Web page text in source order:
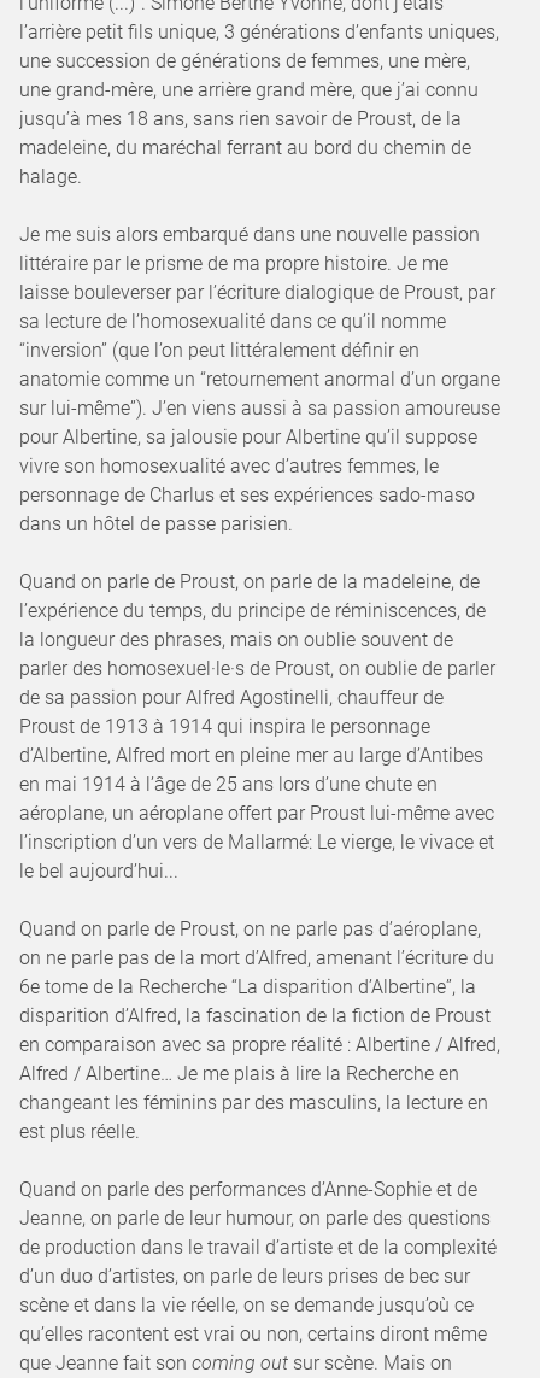
l’arrière petit fils unique, 3 générations d’enfants uniques,
une succession de générations de femmes, une mère,
une grand-mère, une arrière grand mère, que j’ai connu
jusqu’à mes 18 ans, sans rien savoir de Proust, de la
madeleine, du maréchal ferrant au bord du chemin de
halage.
Je me suis alors embarqué dans une nouvelle passion
littéraire par le prisme de ma propre histoire. Je me
laisse bouleverser par l’écriture dialogique de Proust, par
sa lecture de l’homosexualité dans ce qu’il nomme
“inversion” (que l’on peut littéralement définir en
anatomie comme un “retournement anormal d’un organe
sur lui-même”). J’en viens aussi à sa passion amoureuse
pour Albertine, sa jalousie pour Albertine qu’il suppose
vivre son homosexualité avec d’autres femmes, le
personnage de Charlus et ses expériences sado-maso
dans un hôtel de passe parisien.
Quand on parle de Proust, on parle de la madeleine, de
l’expérience du temps, du principe de réminiscences, de
la longueur des phrases, mais on oublie souvent de
parler des homosexuel·le·s de Proust, on oublie de parler
de sa passion pour Alfred Agostinelli, chauffeur de
Proust de 1913 à 1914 qui inspira le personnage
d’Albertine, Alfred mort en pleine mer au large d’Antibes
en mai 1914 à l’âge de 25 ans lors d’une chute en
aéroplane, un aéroplane offert par Proust lui-même avec
l’inscription d’un vers de Mallarmé: Le vierge, le vivace et
le bel aujourd’hui...
Quand on parle de Proust, on ne parle pas d’aéroplane,
on ne parle pas de la mort d’Alfred, amenant l’écriture du
6e tome de la Recherche “La disparition d’Albertine”, la
disparition d’Alfred, la fascination de la fiction de Proust
en comparaison avec sa propre réalité : Albertine / Alfred,
Alfred / Albertine… Je me plais à lire la Recherche en
changeant les féminins par des masculins, la lecture en
est plus réelle.
Quand on parle des performances d’Anne-Sophie et de
Jeanne, on parle de leur humour, on parle des questions
de production dans le travail d’artiste et de la complexité
d’un duo d’artistes, on parle de leurs prises de bec sur
scène et dans la vie réelle, on se demande jusqu’où ce
qu’elles racontent est vrai ou non, certains diront même
que Jeanne fait son coming out sur scène. Mais on